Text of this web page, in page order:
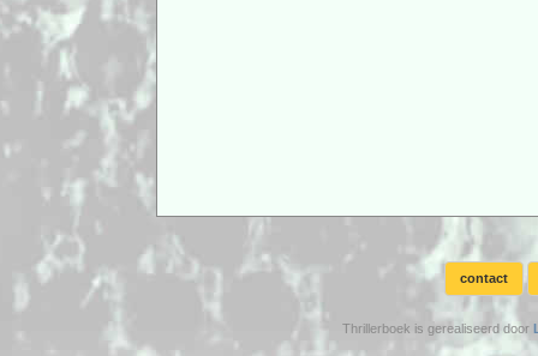
contact
Thrillerboek is gerealiseerd door